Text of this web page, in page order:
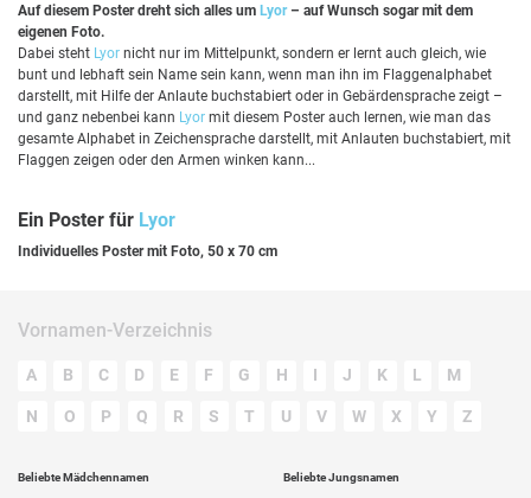
Auf diesem Poster dreht sich alles um Lyor– auf Wunsch sogar mit dem
eigenen Foto.
Dabei steht Lyor nicht nur im Mittelpunkt, sondern er lernt auch gleich, wie
bunt und lebhaft sein Name sein kann, wenn man ihn im Flaggenalphabet
darstellt, mit Hilfe der Anlaute buchstabiert oder in Gebärdensprache zeigt –
und ganz nebenbei kann Lyor mit diesem Poster auch lernen, wie man das
gesamte Alphabet in Zeichensprache darstellt, mit Anlauten buchstabiert, mit
Flaggen zeigen oder den Armen winken kann...
Ein Poster für Lyor
Individuelles Poster mit Foto, 50 x 70 cm
Vornamen-Verzeichnis
A B C D E F G H I J K L M
N O P Q R S T U V W X Y Z
Beliebte Mädchennamen Beliebte Jungsnamen